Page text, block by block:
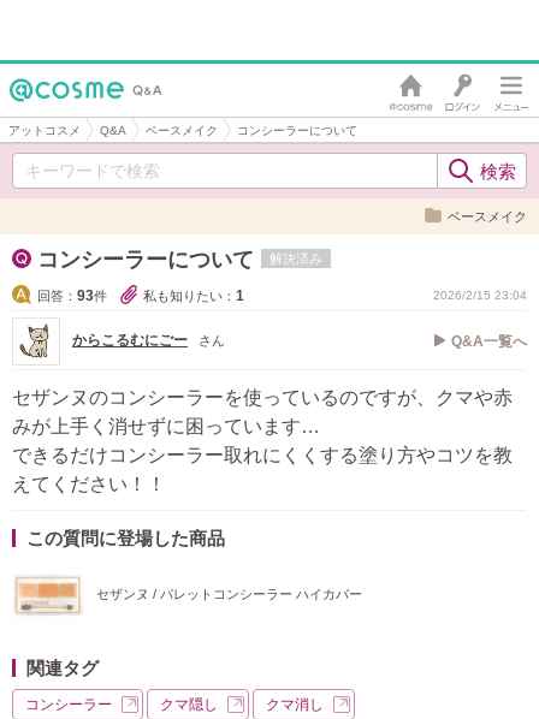
アットコスメ Q&A ベースメイク コンシーラーについて
ベースメイク
コンシーラーについて 解決済み
回答： 93件 私も知りたい： 1 2026/2/15 23:04
からこるむにごー さん Q&A一覧へ
セザンヌのコンシーラーを使っているのですが、クマや赤
みが上手く消せずに困っています…
できるだけコンシーラー取れにくくする塗り方やコツを教
えてください！！
この質問に登場した商品
セザンヌ / パレットコンシーラー ハイカバー
関連タグ
コンシーラー クマ隠し クマ消し